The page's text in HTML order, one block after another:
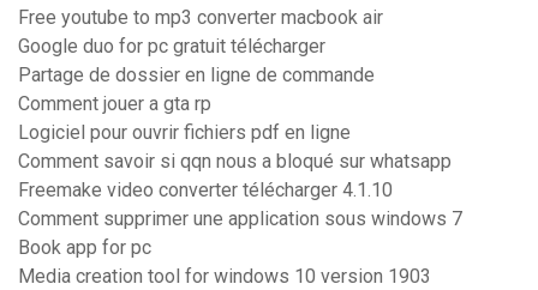
Free youtube to mp3 converter macbook air
Google duo for pc gratuit télécharger
Partage de dossier en ligne de commande
Comment jouer a gta rp
Logiciel pour ouvrir fichiers pdf en ligne
Comment savoir si qqn nous a bloqué sur whatsapp
Freemake video converter télécharger 4.1.10
Comment supprimer une application sous windows 7
Book app for pc
Media creation tool for windows 10 version 1903